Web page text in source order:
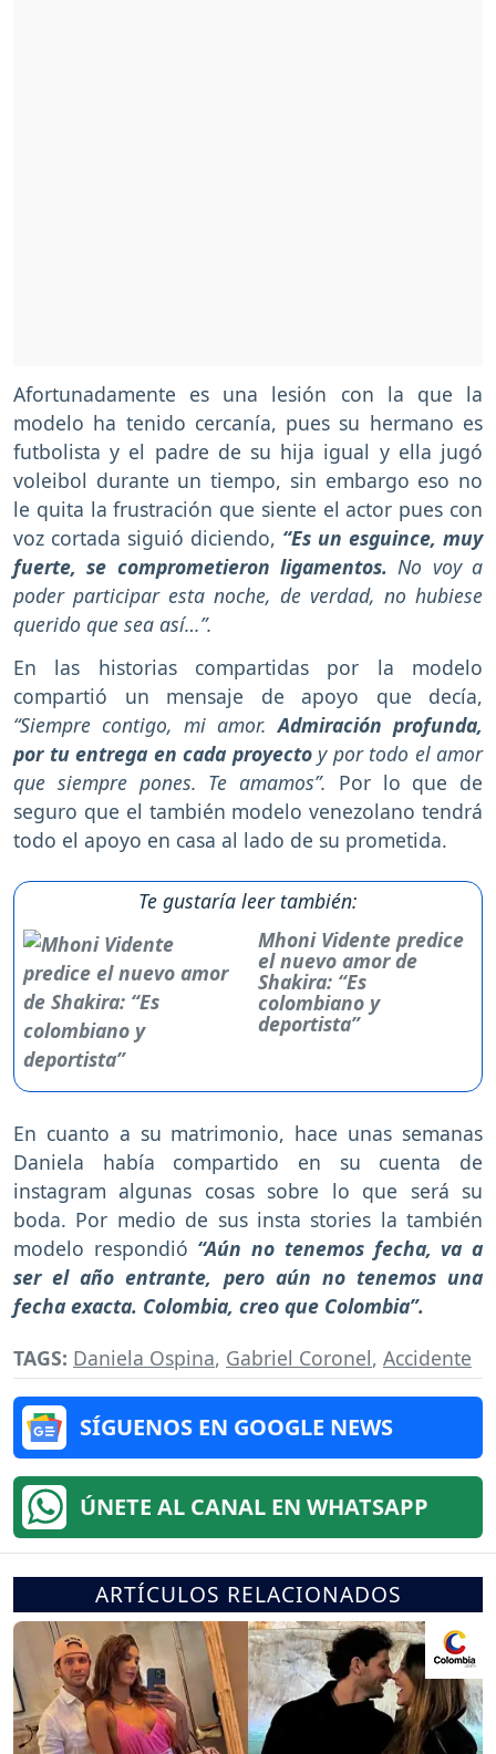
Afortunadamente es una lesión con la que la
modelo ha tenido cercanía, pues su hermano es
futbolista y el padre de su hija igual y ella jugó
voleibol durante un tiempo, sin embargo eso no
le quita la frustración que siente el actor pues con
voz cortada siguió diciendo, “Es un esguince, muy
fuerte, se comprometieron ligamentos.No voy a
poder participar esta noche, de verdad, no hubiese
querido que sea así…”.
En las historias compartidas por la modelo
compartió un mensaje de apoyo que decía,
“Siempre contigo, mi amor. Admiración profunda,
por tu entrega en cada proyecto y por todo el amor
que siempre pones. Te amamos”. Por lo que de
seguro que el también modelo venezolano tendrá
todo el apoyo en casa al lado de su prometida.
Te gustaría leer también:
Mhoni Vidente predice
el nuevo amor de
Shakira: “Es
colombiano y
deportista”
En cuanto a su matrimonio, hace unas semanas
Daniela había compartido en su cuenta de
instagram algunas cosas sobre lo que será su
boda. Por medio de sus insta stories la también
modelo respondió “Aún no tenemos fecha, va a
ser el año entrante, pero aún no tenemos una
fecha exacta. Colombia, creo que Colombia”.
TAGS: Daniela Ospina, Gabriel Coronel, Accidente
SÍGUENOS EN GOOGLE NEWS
ÚNETE AL CANAL EN WHATSAPP
ARTÍCULOS RELACIONADOS